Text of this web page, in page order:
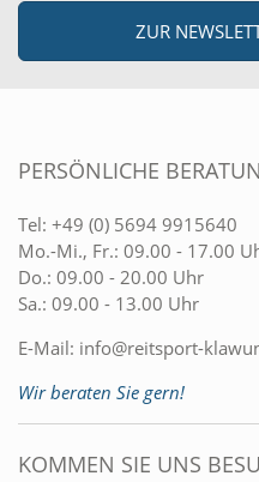
ZUR
PERSÖNLICHE
Tel: +49 (0) 5694 9915640
Mo.-Mi., Fr.: 09.00 - 17.00
Do.: 09.00 - 20.00 Uhr
Sa.: 09.00 - 13.00 Uhr
E-Mail: info@reitsport-
Wir beraten Sie gern!
KOMMEN SIE UNS